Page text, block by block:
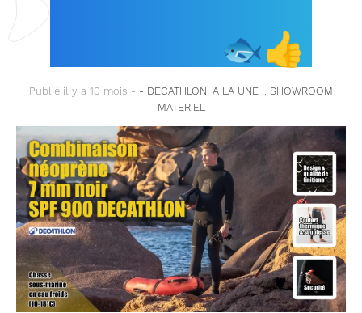
🐟👍
Publié il y a 10 mois - - DECATHLON, A LA UNE !, SHOWROOM
MATERIEL